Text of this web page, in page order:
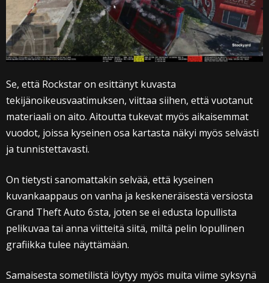
Se, että Rockstar on esittänyt kuvasta
tekijänoikeusvaatimuksen, viittaa siihen, että vuotanut
materiaali on aito. Aitoutta tukevat myös aikaisemmat
vuodot, joissa kyseinen osa kartasta näkyi myös selvästi
ja tunnistettavasti.
On tietysti sanomattakin selvää, että kyseinen
kuvankaappaus on vanha ja keskeneräisestä versiosta
Grand Theft Auto 6:sta, joten se ei edusta lopullista
pelikuvaa tai anna viitteitä siitä, miltä pelin lopullinen
grafiikka tulee näyttämään.
Samaisesta sometilistä löytyy myös muita viime syksynä